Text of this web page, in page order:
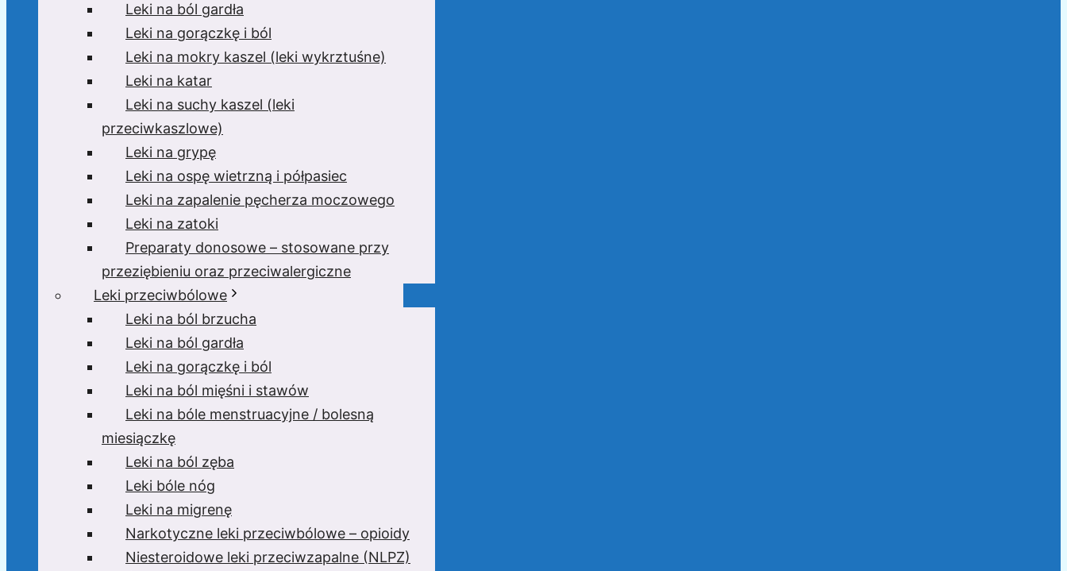
Leki na ból gardła
Leki na gorączkę i ból
Leki na mokry kaszel (leki wykrztuśne)
Leki na katar
Leki na suchy kaszel (leki
przeciwkaszlowe)
Leki na grypę
Leki na ospę wietrzną i półpasiec
Leki na zapalenie pęcherza moczowego
Leki na zatoki
Preparaty donosowe – stosowane przy
przeziębieniu oraz przeciwalergiczne
Leki przeciwbólowe
Leki na ból brzucha
Leki na ból gardła
Leki na gorączkę i ból
Leki na ból mięśni i stawów
Leki na bóle menstruacyjne / bolesną
miesiączkę
Leki na ból zęba
Leki bóle nóg
Leki na migrenę
Narkotyczne leki przeciwbólowe – opioidy
Niesteroidowe leki przeciwzapalne (NLPZ)